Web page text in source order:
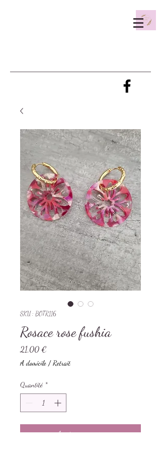
SKU : BOTR116
Rosace rose fushia
21,00 €
A domicile / Retrait
Quantité *
Ajouter au panier